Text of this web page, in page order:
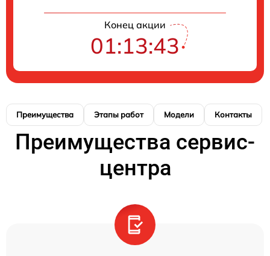
Конец акции
01:13:42
Преимущества Этапы работ Модели Контакты
Преимущества сервис-
центра